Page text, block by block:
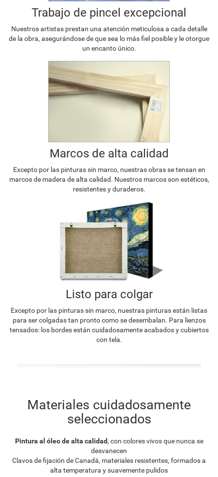
Trabajo de pincel excepcional
Nuestros artistas prestan una atención meticulosa a cada detalle
de la obra, asegurándose de que sea lo más fiel posible y le otorgue
un encanto único.
Marcos de alta calidad
Excepto por las pinturas sin marco, nuestras obras se tensan en
marcos de madera de alta calidad. Nuestros marcos son estéticos,
resistentes y duraderos.
Listo para colgar
Excepto por las pinturas sin marco, nuestras pinturas están listas
para ser colgadas tan pronto como se desembalan. Para lienzos
tensados: los bordes están cuidadosamente acabados y cubiertos
con tela.
Materiales cuidadosamente
seleccionados
Pintura al óleo de alta calidad, con colores vivos que nunca se
desvanecen
Clavos de fijación de Canadá, materiales resistentes, formados a
alta temperatura y suavemente pulidos